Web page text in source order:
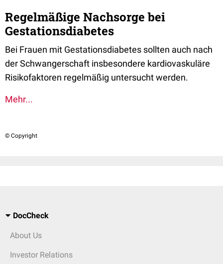
Regelmäßige Nachsorge bei
Gestationsdiabetes
Bei Frauen mit Gestationsdiabetes sollten auch nach
der Schwangerschaft insbesondere kardiovaskuläre
Risikofaktoren regelmäßig untersucht werden.
Mehr...
© Copyright
DocCheck
About Us
Investor Relations